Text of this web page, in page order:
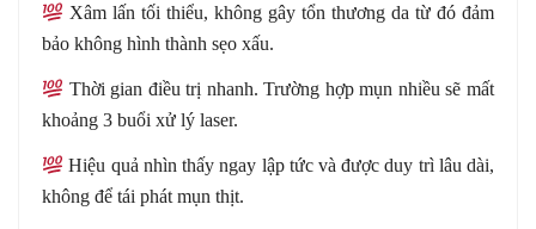
Xâm lấn tối thiểu, không gây tổn thương da từ đó đảm
bảo không hình thành sẹo xấu.
Thời gian điều trị nhanh. Trường hợp mụn nhiều sẽ mất
khoảng 3 buổi xử lý laser.
Hiệu quả nhìn thấy ngay lập tức và được duy trì lâu dài,
không để tái phát mụn thịt.